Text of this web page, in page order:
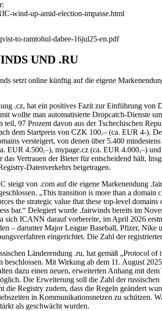
wind-up-amid-election-impasse.html
to-ramtohul-dabee-16jul25-en.pdf
UND .RU
setzt online künftig auf die eigene
.cz, hat ein positives Fazit zur Einführung
wollte man automatisierte Dropcatch-Dienste
97 Prozent davon aus der Tschechischen
dem Startpreis von CZK 100,– (ca. EUR 4-).
versteigert, von denen über 5.400
EUR 4.500,–), mypage.cz (ca. EUR 4.000,–)
Vertrauen der Bieter für entscheidend hält.
Datenverkehrs beigetragen.
steigt von .com auf die eigene Markenendung
„This transition is more than a
the strategic value that these top-level
bar.“ Delegiert wurde .fairwinds bereits im
ICANN darauf vorbereite, im April 2026
– darunter Major League Baseball, Pfizer,
eingerichtet. Die Zahl der
Länderendung .ru, hat gemäß „Protocol
Mit Wirkung ab dem 11. August
dazu einen neuen, erweiterten Anhang mit
Die Erweiterung soll die Zahl der
die Registry zudem, dass die Regeln geändert
in Kommunikationsnetzen zu schützen.
als geschwächt wurden.